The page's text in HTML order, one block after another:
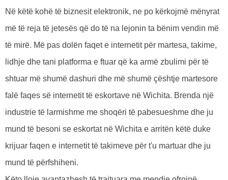
Në këtë kohë të biznesit elektronik, ne po kërkojmë mënyrat
më të reja të jetesës që do të na lejonin ta bënim vendin më
të mirë. Më pas dolën faqet e internetit për martesa, takime,
lidhje dhe tani platforma e ftuar që ka armë zbulimi për të
shtuar më shumë dashuri dhe më shumë çështje martesore
falë faqes së internetit të eskortave në Wichita. Brenda një
industrie të larmishme me shoqëri të pabesueshme dhe ju
mund të besoni se eskortat në Wichita e arritën këtë duke
krijuar faqen e internetit të takimeve për t'u martuar dhe ju
mund të përfshiheni.